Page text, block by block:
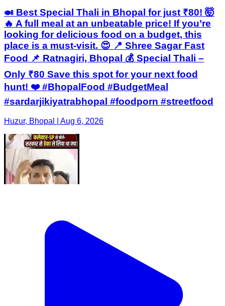
🍛 Best Special Thali in Bhopal for just ₹80! 🤯
🔥 A full meal at an unbeatable price! If you’re
looking for delicious food on a budget, this
place is a must-visit. 😍 📍 Shree Sagar Fast
Food 📌 Ratnagiri, Bhopal 💰 Special Thali –
Only ₹80 Save this spot for your next food
hunt! ❤️ #BhopalFood #BudgetMeal
#sardarjikiyatrabhopal #foodporn #streetfood
Huzur, Bhopal | Aug 6, 2026